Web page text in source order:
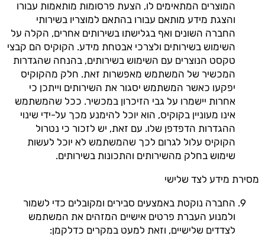
המוצרים המתאימים לו, הצעת פרסומות מותאמות עבורו
והצגת מידע מותאם עבורו בהתאם למוצריו בשירותי
החברה השונים ואף בגלישתו בשירותים אחרים, הקלה על
השימוש בשירותים ולצרכי אבטחת מידע. הקוקיס הם קבצי
טקסט הנוצרים עם השימוש בשירותים, בהנחה שהגדרות
המכשיר של המשתמש מאפשרות זאת. חלק מהקוקיס
יפקעו כאשר המשתמש יסגור את השירותים וייתכן כי
אחרות יישמרו על גבי הזיכרון במכשיר. ככל שהמשתמש
אינו מעוניין בקוקיס, הוא יוכל להימנע מכך על-ידי שינוי
ההגדרות הדפדפן שלו. עם זאת, יש לזכור כי נטרול
הקוקיס עלול לגרום לכך שהמשתמש לא יוכל לעשות
שימוש בחלק מהשירותים והתכונות בשירותים.
מסירת מידע לצד שלישי
החברה נוקטת באמצעים סבירים ומקובלים כדי לשמור
ולמנוע העברת פרטים אישיים המזהים את המשתמש
לצדדים שלישיים, וזאת למעט במקרים כדלקמן: